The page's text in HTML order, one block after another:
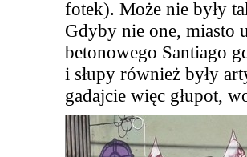
fotek). Może nie były
Gdyby nie one, miasto
betonowego Santiago
i słupy również były
gadajcie więc głupot,